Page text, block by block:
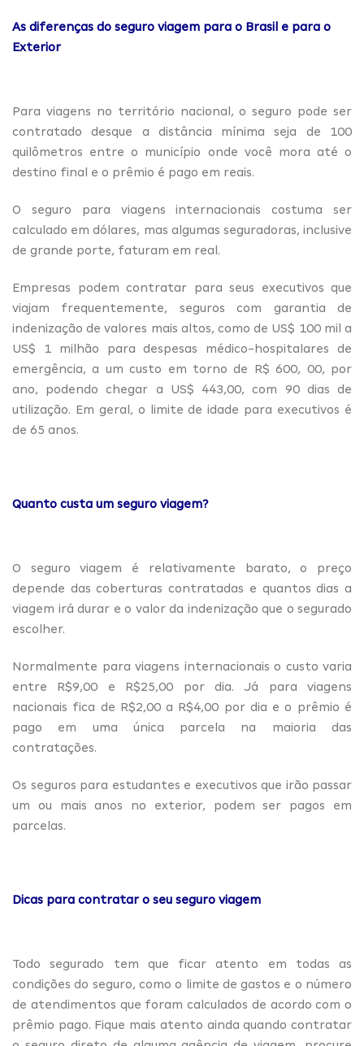
As diferenças do seguro viagem para o Brasil e para o
Exterior
Para viagens no território nacional, o seguro pode ser
contratado desque a distância mínima seja de 100
quilômetros entre o município onde você mora até o
destino final e o prêmio é pago em reais.
O seguro para viagens internacionais costuma ser
calculado em dólares, mas algumas seguradoras, inclusive
de grande porte, faturam em real.
Empresas podem contratar para seus executivos que
viajam frequentemente, seguros com garantia de
indenização de valores mais altos, como de US$ 100 mil a
US$ 1 milhão para despesas médico-hospitalares de
emergência, a um custo em torno de R$ 600, 00, por
ano, podendo chegar a US$ 443,00, com 90 dias de
utilização. Em geral, o limite de idade para executivos é
de 65 anos.
Quanto custa um seguro viagem?
O seguro viagem é relativamente barato, o preço
depende das coberturas contratadas e quantos dias a
viagem irá durar e o valor da indenização que o segurado
escolher.
Normalmente para viagens internacionais o custo varia
entre R$9,00 e R$25,00 por dia. Já para viagens
nacionais fica de R$2,00 a R$4,00 por dia e o prêmio é
pago em uma única parcela na maioria das
contratações.
Os seguros para estudantes e executivos que irão passar
um ou mais anos no exterior, podem ser pagos em
parcelas.
Dicas para contratar o seu seguro viagem
Todo segurado tem que ficar atento em todas as
condições do seguro, como o limite de gastos e o número
de atendimentos que foram calculados de acordo com o
prêmio pago. Fique mais atento ainda quando contratar